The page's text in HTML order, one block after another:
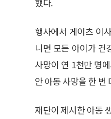
행사에서 게이츠 이
니면 모든 아이가 건
사망이 연 1천만 명
안 아동 사망을 한 번
재단이 제시한 아동